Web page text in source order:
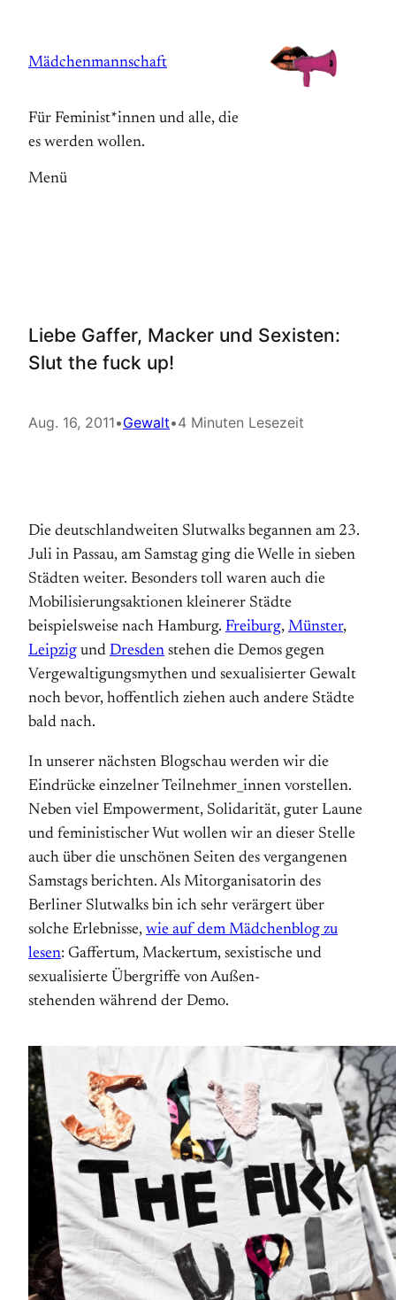
springen
Mädchenmannschaft
Für Feminist*innen und alle, die
es werden wollen.
Menü
Liebe Gaffer, Macker und Sexisten:
Slut the fuck up!
Aug. 16, 2011•Gewalt•4 Minuten Lesezeit
Die deutschlandweiten Slutwalks begannen am 23.
Juli in Passau, am Samstag ging die Welle in sieben
Städten weiter. Besonders toll waren auch die
Mobilisierungsaktionen kleinerer Städte
beispielsweise nach Hamburg. Freiburg, Münster,
Leipzig und Dresden stehen die Demos gegen
Vergewaltigungsmythen und sexualisierter Gewalt
noch bevor, hoffentlich ziehen auch andere Städte
bald nach.
In unserer nächsten Blogschau werden wir die
Eindrücke einzelner Teil­nehmer_innen vorstellen.
Neben viel Empowerment, Solidarität, guter Laune
und feministischer Wut wollen wir an dieser Stelle
auch über die unschönen Seiten des vergangenen
Samstags berichten. Als Mitorganisatorin des
Berliner Slutwalks bin ich sehr verärgert über
solche Erlebnisse, wie auf dem Mädchenblog zu
lesen: Gaffertum, Mackertum, sexistische und
sexualisierte Übergriffe von Außen­
stehenden während der Demo.